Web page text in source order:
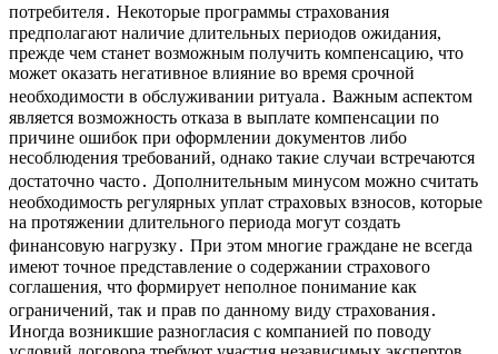
потребителя․ Некоторые программы страхования
предполагают наличие длительных периодов ожидания,
прежде чем станет возможным получить компенсацию, что
может оказать негативное влияние во время срочной
необходимости в обслуживании ритуала․ Важным аспектом
является возможность отказа в выплате компенсации по
причине ошибок при оформлении документов либо
несоблюдения требований, однако такие случаи встречаются
достаточно часто․ Дополнительным минусом можно считать
необходимость регулярных уплат страховых взносов, которые
на протяжении длительного периода могут создать
финансовую нагрузку․ При этом многие граждане не всегда
имеют точное представление о содержании страхового
соглашения, что формирует неполное понимание как
ограничений, так и прав по данному виду страхования․
Иногда возникшие разногласия с компанией по поводу